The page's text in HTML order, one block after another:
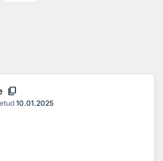
content_copy
10.01.2025